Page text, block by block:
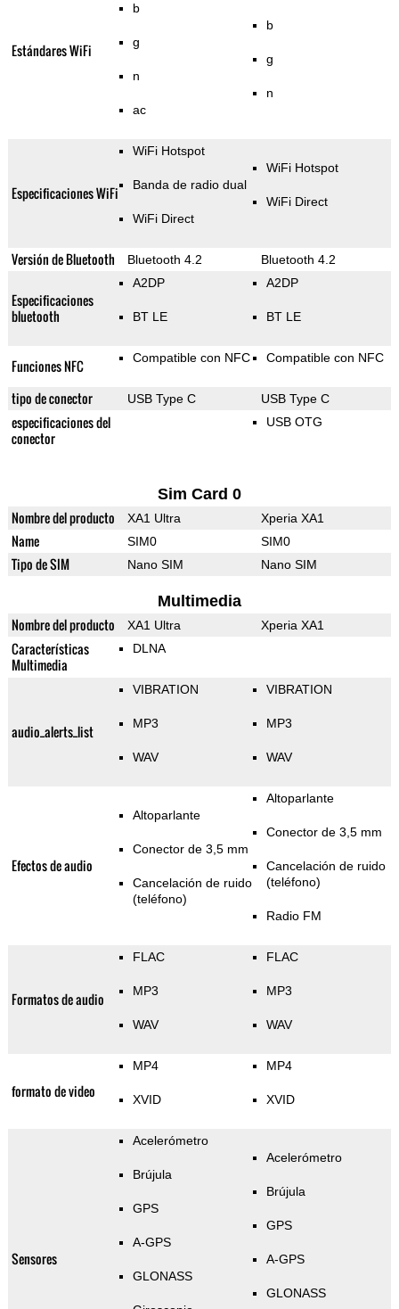
Estándares WiFi
b
g
n
ac
b
g
n
Especificaciones WiFi
WiFi Hotspot
Banda de radio dual
WiFi Direct
WiFi Hotspot
WiFi Direct
Versión de Bluetooth Bluetooth 4.2 Bluetooth 4.2
Especificaciones
bluetooth
A2DP
BT LE
A2DP
BT LE
Funciones NFC Compatible con NFC Compatible con NFC
tipo de conector USB Type C USB Type C
especificaciones del
conector
USB OTG
Sim Card 0
Nombre del producto XA1 Ultra Xperia XA1
Name SIM0 SIM0
Tipo de SIM Nano SIM Nano SIM
Multimedia
Nombre del producto XA1 Ultra Xperia XA1
Características
Multimedia
DLNA
audio_alerts_list
VIBRATION
MP3
WAV
VIBRATION
MP3
WAV
Efectos de audio
Altoparlante
Conector de 3,5 mm
Cancelación de ruido
(teléfono)
Altoparlante
Conector de 3,5 mm
Cancelación de ruido
(teléfono)
Radio FM
Formatos de audio
FLAC
MP3
WAV
FLAC
MP3
WAV
formato de video
MP4
XVID
MP4
XVID
Sensores
Acelerómetro
Brújula
GPS
A-GPS
GLONASS
Acelerómetro
Brújula
GPS
A-GPS
GLONASS